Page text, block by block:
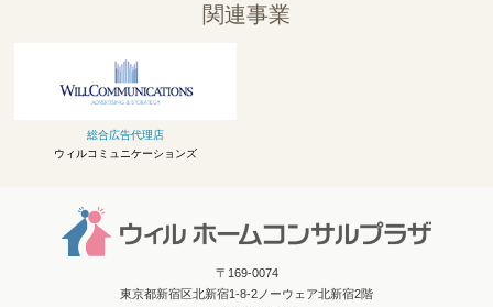
関連事業
総合広告代理店
ウィルコミュニケーションズ
〒169-0074
東京都新宿区北新宿1-8-2ノーウェア北新宿2階